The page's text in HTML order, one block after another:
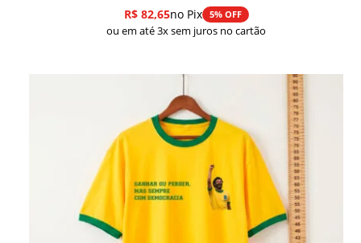
R$82,65no Pix 5% OFF
ou em até 3x sem juros no cartão